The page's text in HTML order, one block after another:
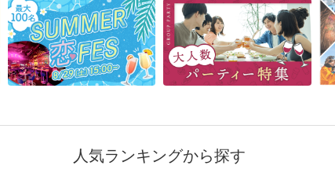
人気ランキングから探す